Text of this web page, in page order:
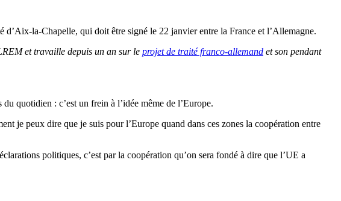
la-Chapelle, qui doit être signé le 22 janvier entre la France et l’Allemagne.
et travaille depuis un an sur le projet de traité franco-allemand et son pendant
quotidien : c’est un frein à l’idée même de l’Europe.
je peux dire que je suis pour l’Europe quand dans ces zones la coopération entre
politiques, c’est par la coopération qu’on sera fondé à dire que l’UE a